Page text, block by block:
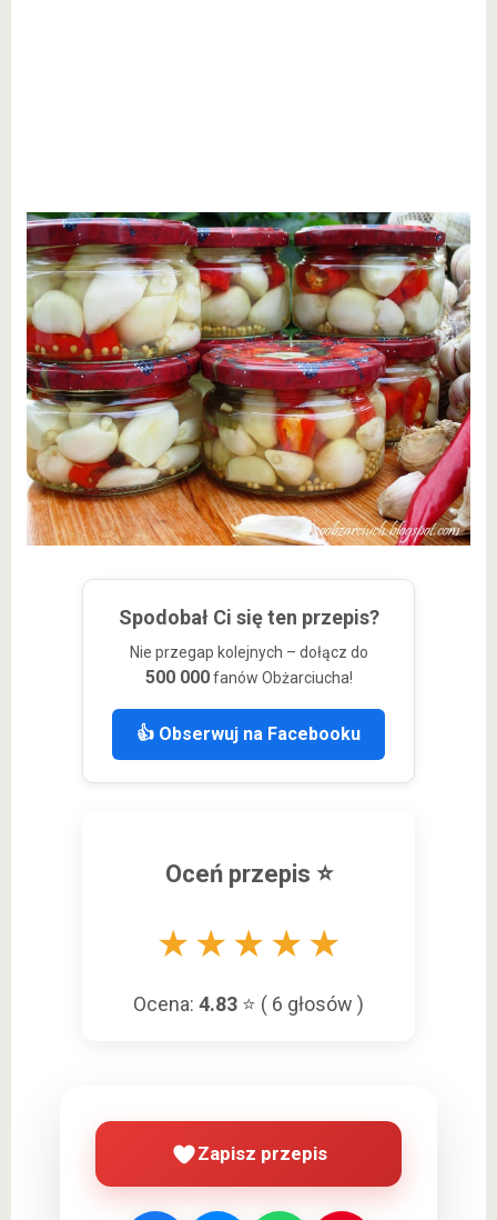
Spodobał Ci się ten przepis?
Nie przegap kolejnych – dołącz do
500 000fanów Obżarciucha!
👍 Obserwuj na Facebooku
Oceń przepis ⭐
★ ★ ★ ★ ★
Ocena: 4.83 ⭐ ( 6 głosów )
Zapisz przepis